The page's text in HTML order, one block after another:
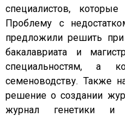
специалистов,
Проблему с
предложили решить
бакалавриата и
специальностям, а
семеноводству. Также
решение о создании
журнал генетики и